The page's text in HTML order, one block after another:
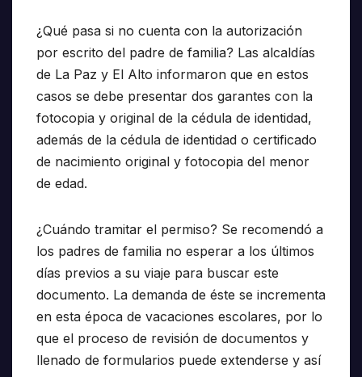
¿Qué pasa si no cuenta con la autorización
por escrito del padre de familia? Las alcaldías
de La Paz y El Alto informaron que en estos
casos se debe presentar dos garantes con la
fotocopia y original de la cédula de identidad,
además de la cédula de identidad o certificado
de nacimiento original y fotocopia del menor
de edad.
¿Cuándo tramitar el permiso? Se recomendó a
los padres de familia no esperar a los últimos
días previos a su viaje para buscar este
documento. La demanda de éste se incrementa
en esta época de vacaciones escolares, por lo
que el proceso de revisión de documentos y
llenado de formularios puede extenderse y así